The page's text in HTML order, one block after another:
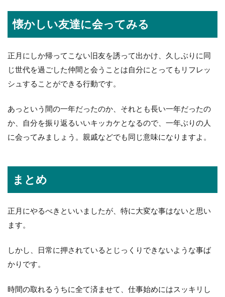
懐かしい友達に会ってみる
正月にしか帰ってこない旧友を誘って出かけ、久しぶりに同
じ世代を過ごした仲間と会うことは自分にとってもリフレッ
シュすることができる行動です。
あっという間の一年だったのか、それとも長い一年だったの
か、自分を振り返るいいキッカケとなるので、一年ぶりの人
に会ってみましょう。親戚などでも同じ意味になりますよ。
まとめ
正月にやるべきといいましたが、特に大変な事はないと思い
ます。
しかし、日常に押されているとじっくりできないような事ば
かりです。
時間の取れるうちに全て済ませて、仕事始めにはスッキリし